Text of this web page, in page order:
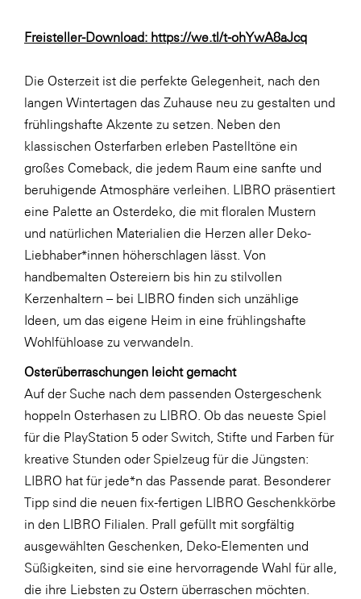
ikp
Johnson & Johnson
JELD-WEN DANA
kosaplaner
LAT Nitrogen
Libro
Lidl Österreich
MTH Retail Group
OMV
OptimaMed
PAGRO
PHH Rechtsanwält:innen
Primark
Salesforce
sebamed
SeneCura
SERVICE&MORE
Freisteller-Download: https://we.tl/t-ohYwA8aJcq
Die Osterzeit ist die perfekte Gelegenheit, nach den
langen Wintertagen das Zuhause neu zu gestalten und
frühlingshafte Akzente zu setzen. Neben den
klassischen Osterfarben erleben Pastelltöne ein
großes Comeback, die jedem Raum eine sanfte und
beruhigende Atmosphäre verleihen. LIBRO präsentiert
eine Palette an Osterdeko, die mit floralen Mustern
und natürlichen Materialien die Herzen aller Deko-
Liebhaber*innen höherschlagen lässt. Von
handbemalten Ostereiern bis hin zu stilvollen
Kerzenhaltern – bei LIBRO finden sich unzählige
Ideen, um das eigene Heim in eine frühlingshafte
Wohlfühloase zu verwandeln.
Osterüberraschungen leicht gemacht
Auf der Suche nach dem passenden Ostergeschenk
hoppeln Osterhasen zu LIBRO. Ob das neueste Spiel
für die PlayStation 5 oder Switch, Stifte und Farben für
kreative Stunden oder Spielzeug für die Jüngsten:
LIBRO hat für jede*n das Passende parat. Besonderer
Tipp sind die neuen fix-fertigen LIBRO Geschenkkörbe
in den LIBRO Filialen. Prall gefüllt mit sorgfältig
ausgewählten Geschenken, Deko-Elementen und
Süßigkeiten, sind sie eine hervorragende Wahl für alle,
die ihre Liebsten zu Ostern überraschen möchten.